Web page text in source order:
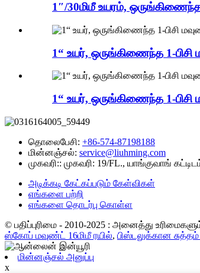
1″/30மிமீ உயரம்,
1“ உயர், ஒருங்கிணைந்த 1-
1“ உயர், ஒருங்கிணைந்த 1-
தொலைபேசி: +86-574-87198188
மின்னஞ்சல்: service@liuhming.com
முகவரி:: முகவரி: 19/FL., யாங்குவாங்
அடிக்கடி கேட்கப்படும் கேள்விகள்
எங்களை பற்றி
எங்களை தொடர்பு கொள்ள
© பதிப்புரிமை - 2010-2025 : அனைத்து
ஸ்கோப் மவுண்ட் 16மிமீ ரயில், பிஸ்டலுக்கான சுத்தம்
மின்னஞ்சல் அனுப்பு
x